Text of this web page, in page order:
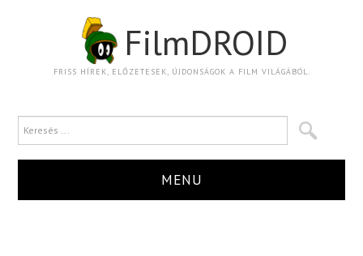
FilmDROID
FRISS HÍREK, ELŐZETESEK, ÚJDONSÁGOK A FILM VILÁGÁBÓL.
MENU